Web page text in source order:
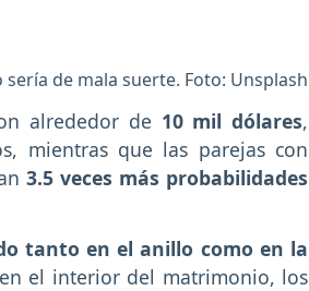
de mala suerte. Foto: Unsplash
alrededor de 10 mil dólares,
mientras que las parejas con
3.5 veces más probabilidades
tanto en el anillo como en la
el interior del matrimonio, los